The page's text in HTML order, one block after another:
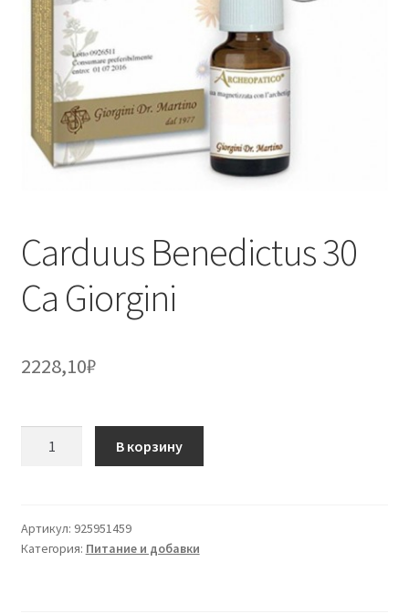
Carduus Benedictus 30
Ca Giorgini
2228,10₽
30
Ca
В корзину
Артикул: 925951459
Категория: Питание и добавки